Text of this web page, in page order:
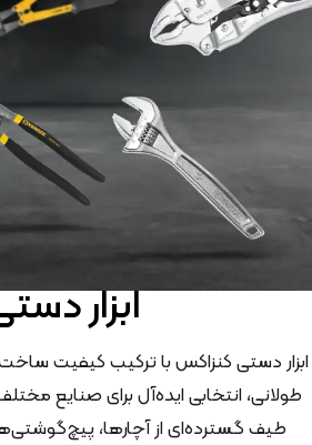
ابزار
ابزار دستی کنزاکس با ترکیب کیفیت ساخت
طولانی، انتخابی ایده‌آل برای صنایع
طیف گسترده‌ای از آچارها،